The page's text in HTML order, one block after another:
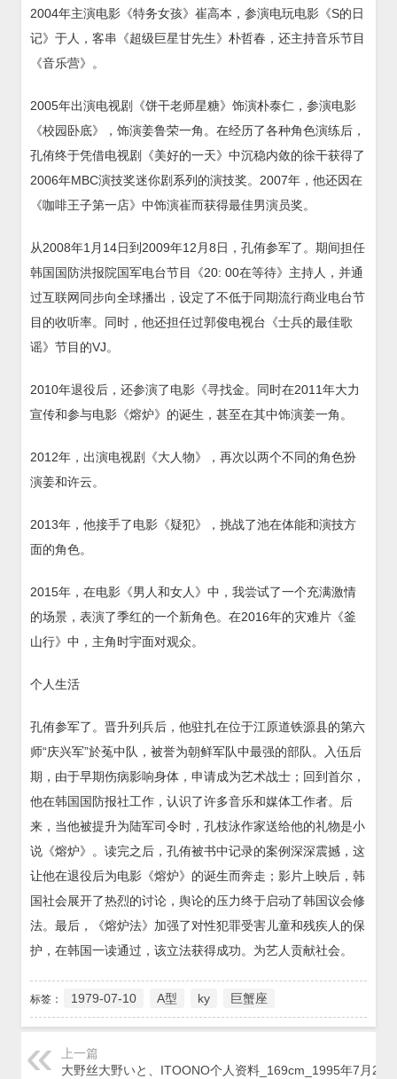
2004年主演电影《特务女孩》崔高本，参演电玩电影《S的日
记》于人，客串《超级巨星甘先生》朴哲春，还主持音乐节目
《音乐营》。
2005年出演电视剧《饼干老师星糖》饰演朴泰仁，参演电影
《校园卧底》，饰演姜鲁荣一角。在经历了各种角色演练后，
孔侑终于凭借电视剧《美好的一天》中沉稳内敛的徐干获得了
2006年MBC演技奖迷你剧系列的演技奖。2007年，他还因在
《咖啡王子第一店》中饰演崔而获得最佳男演员奖。
从2008年1月14日到2009年12月8日，孔侑参军了。期间担任
韩国国防洪报院国军电台节目《20: 00在等待》主持人，并通
过互联网同步向全球播出，设定了不低于同期流行商业电台节
目的收听率。同时，他还担任过郭俊电视台《士兵的最佳歌
谣》节目的VJ。
2010年退役后，还参演了电影《寻找金。同时在2011年大力
宣传和参与电影《熔炉》的诞生，甚至在其中饰演姜一角。
2012年，出演电视剧《大人物》，再次以两个不同的角色扮
演姜和许云。
2013年，他接手了电影《疑犯》，挑战了池在体能和演技方
面的角色。
2015年，在电影《男人和女人》中，我尝试了一个充满激情
的场景，表演了季红的一个新角色。在2016年的灾难片《釜
山行》中，主角时宇面对观众。
个人生活
孔侑参军了。晋升列兵后，他驻扎在位于江原道铁源县的第六
师“庆兴军”於菟中队，被誉为朝鲜军队中最强的部队。入伍后
期，由于早期伤病影响身体，申请成为艺术战士；回到首尔，
他在韩国国防报社工作，认识了许多音乐和媒体工作者。后
来，当他被提升为陆军司令时，孔枝泳作家送给他的礼物是小
说《熔炉》。读完之后，孔侑被书中记录的案例深深震撼，这
让他在退役后为电影《熔炉》的诞生而奔走；影片上映后，韩
国社会展开了热烈的讨论，舆论的压力终于启动了韩国议会修
法。最后，《熔炉法》加强了对性犯罪受害儿童和残疾人的保
护，在韩国一读通过，该立法获得成功。为艺人贡献社会。
标签： 1979-07-10 A型 ky 巨蟹座
上一篇
大野丝大野いと、ITOONO个人资料_169cm_1995年7月2日